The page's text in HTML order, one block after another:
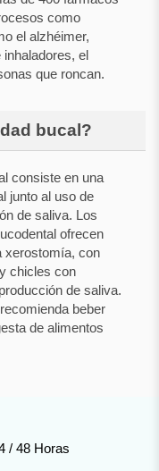
como
el alzhéimer,
el
que roncan.
bucal?
consiste en una
junto al uso de
de saliva. Los
ofrecen
xerostomía, con
chicles con
de saliva.
beber
de alimentos
/ 48 Horas